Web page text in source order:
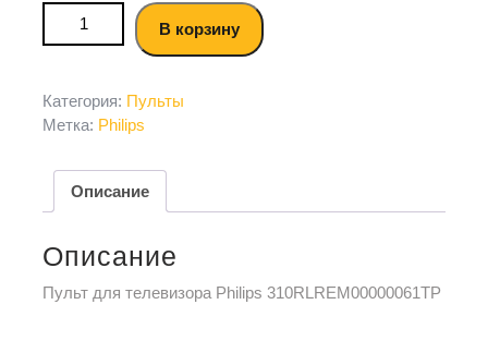
В корзину
Категория: Пульты
Метка: Philips
Описание
Описание
Пульт для телевизора Philips 310RLREM00000061TP